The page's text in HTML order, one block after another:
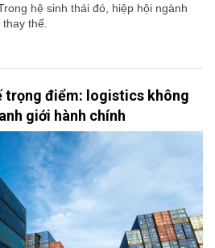
hệ sinh thái đó, hiệp hội ngành
thế.
trọng điểm: logistics không
giới hành chính